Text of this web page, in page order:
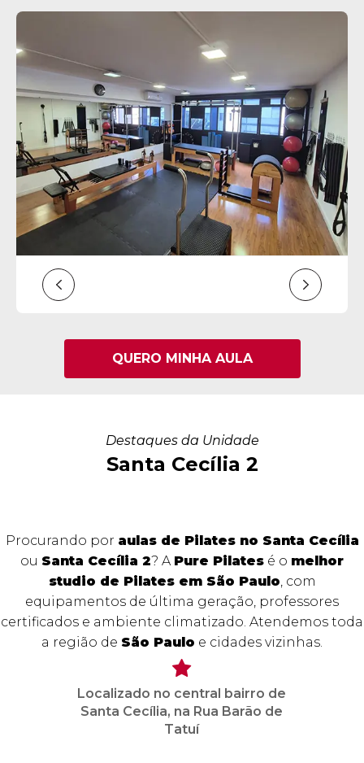
QUERO MINHA AULA
Destaques da Unidade
Santa Cecília 2
Procurando por aulas de Pilates no Santa Cecília
ou Santa Cecília 2? A Pure Pilates é o melhor
studio de Pilates em São Paulo, com
equipamentos de última geração, professores
certificados e ambiente climatizado. Atendemos toda
a região de São Paulo e cidades vizinhas.
Localizado no central bairro de
Santa Cecília, na Rua Barão de
Tatuí